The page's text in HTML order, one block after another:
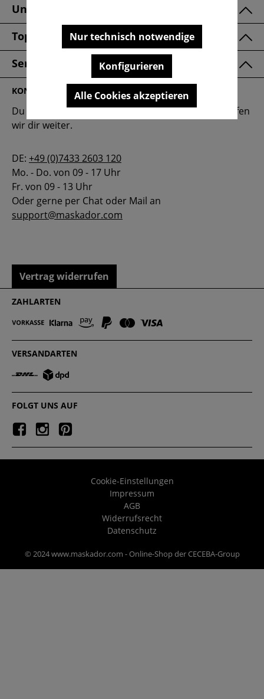
Unsere Marken
Top Kategorien
Service & FAQ
KONTAKT
Du hast eine Frage oder benötigst Hilfe? Gerne helfen
wir dir weiter.
DE: +49 (0)7433 2603 120
Mo. - Do. von 09 - 17 Uhr
Fr. von 09 - 13 Uhr
Oder gerne per Chat oder Mail an
support@maskador.com
Vertrag widerrufen
ZAHLARTEN
VERSANDARTEN
FOLGT UNS AUF
Cookie-Einstellungen
Impressum
AGB
Widerrufsrecht
Datenschutz
© 2024 www.maskador.com - Online-Shop der CECEBA-Group
Nur technisch notwendige
Konfigurieren
Alle Cookies akzeptieren